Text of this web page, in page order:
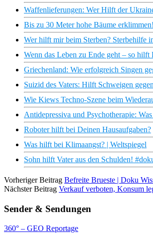
Waffenlieferungen: Wer Hilft der
Bis zu 30 Meter hohe Bäume
Wer hilft mir beim Sterben? Sterbehilfe
Wenn das Leben zu Ende geht – so
Griechenland: Wie erfolgreich Singen
Suizid des Vaters: Hilft Schweigen
Wie Kiews Techno-Szene beim
Antidepressiva und Psychotherapie:
Roboter hilft bei Deinen Hausaufgaben?
Was hilft bei Klimaangst? | Weltspiegel
Sohn hilft Vater aus den Schulden!
Vorheriger Beitrag Befreite Brueste | Doku
Nächster Beitrag Verkauf verboten, Konsum
Sender & Sendungen
360° – GEO Reportage